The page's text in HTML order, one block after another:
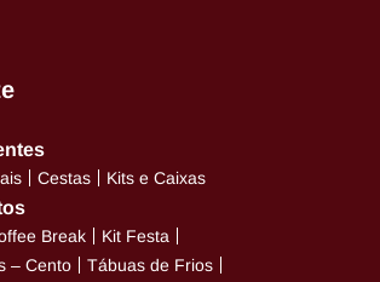
Cestas Kits e Caixas
Break
Kit Festa
– Cento
Tábuas de Frios